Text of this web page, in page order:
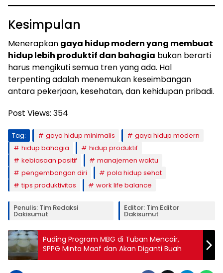
Kesimpulan
Menerapkan gaya hidup modern yang membuat
hidup lebih produktif dan bahagia bukan berarti
harus mengikuti semua tren yang ada. Hal
terpenting adalah menemukan keseimbangan
antara pekerjaan, kesehatan, dan kehidupan pribadi.
Post Views: 354
Tag: gaya hidup minimalis
gaya hidup modern
hidup bahagia
hidup produktif
kebiasaan positif
manajemen waktu
pengembangan diri
pola hidup sehat
tips produktivitas
work life balance
Penulis: Tim Redaksi
Dakisumut
Editor: Tim Editor
Dakisumut
Puding Program MBG di Tuban Mencair,
SPPG Minta Maaf dan Akan Diganti Buah